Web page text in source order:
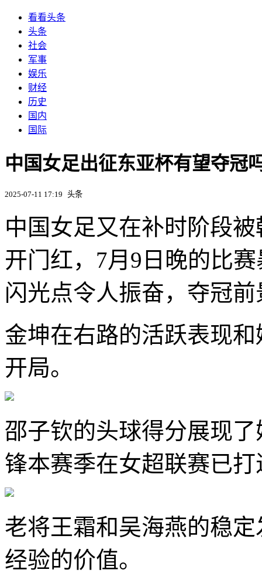
看看头条
头条
社会
军事
娱乐
财经
历史
国内
国际
中国女足出征东亚杯有望夺冠
2025-07-11 17:19 头条
中国女足又在补时阶段
开门红，7月9日晚的比
闪光点令人振奋，夺冠
金坤在右路的活跃表现
开局。
邵子钦的头球得分展现
锋本赛季在女超联赛已
老将王霜和吴海燕的稳
经验的价值。